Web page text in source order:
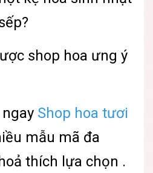
shop hoa ưng ý
Shop hoa tươi
mẫu mã đa
thích lựa chọn .